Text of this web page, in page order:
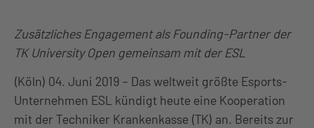
Zusätzliches Engagement als Founding-Partner der
TK University Open gemeinsam mit der ESL
(Köln) 04. Juni 2019 – Das weltweit größte Esports-
Unternehmen ESL kündigt heute eine Kooperation
mit der Techniker Krankenkasse (TK) an. Bereits zur